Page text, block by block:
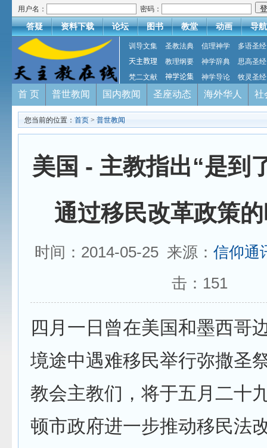
用户名： 密码：
答疑 资料下载 论坛 图书 教堂 动画 导航
训导文集 圣教法典 信理神学
多语圣经
天主教理
教理纲要 神学辞典
思高圣经
梵二文献
神学论集 神学导论 牧灵圣经
首 页 普世教闻 国内教闻 圣座动态 海外华人 社
您当前的位置： 首页 > 普世教闻
美国 - 主教指出“是到
通过移民改革政策
时间：2014-05-25 来源： 信仰通
击： 151
四月一日曾在美国和墨西哥
境途中遇难移民举行弥撒圣
教会主教们，将于五月二十
顿市政府进一步推动移民法